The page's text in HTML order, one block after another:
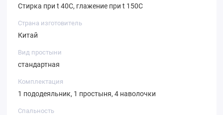
Стирка при t 40С, глажение при t 150С
Страна изготовитель
Китай
Вид простыни
стандартная
Комплектация
1 пододеяльник, 1 простыня, 4 наволочки
Спальность